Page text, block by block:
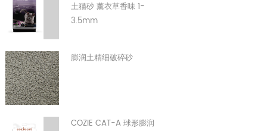
土猫砂 薰衣草香味 1-
3.5mm
膨润土精细破碎砂
COZIE CAT-A 球形膨润